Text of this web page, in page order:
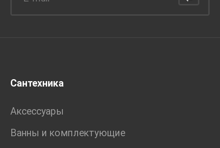
Сантехника
Аксессуары
Ванны и комплектующие